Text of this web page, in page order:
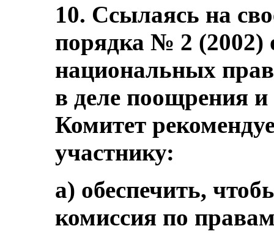
10. Ссылаясь на
порядка № 2 (2002)
национальных
в деле поощрения
Комитет
участнику:
а) обеспечить,
комиссия по